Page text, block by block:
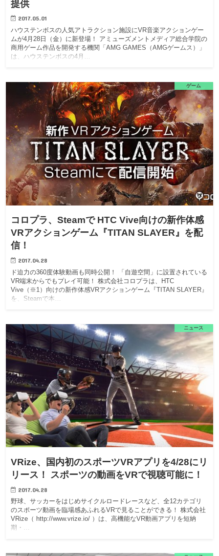
提供
2017.05.01
ハウステンボスの人気アトラクション施設にVR音楽アクションゲー
ムが4月28日（金）に新登場！ アミューズメントメディア総合学院の
商用ゲーム作品を開発する機関「AMG GAMES（AMGゲームス）」
は、ハウステンボスの4月…
ゲーム
コロプラ、Steamで HTC Vive向けの新作体感
VRアクションゲーム『TITAN SLAYER』を配
信！
2017.04.28
ド迫力の360度体験動画も同時公開！ 「自遊空間」に設置されている
VR端末からでもプレイ可能！ 株式会社コロプラは、HTC
Vive（※1）向けの新作体感VRアクションゲーム『TITAN SLAYER』
を、Steamで本…
ニュース
VRize、国内初のスポーツVRアプリを4/28にリ
リース！ スポーツの動画をVRで視聴可能に！
2017.04.28
野球、サッカーをはじめサイクルロードレースなど、全12カテゴリ
のスポーツ動画を臨場感あふれるVRで見ることができる！ 株式会社
VRize（ http://www.vrize.io/ ）は、高機能なVR動画アプリを短納
期・…